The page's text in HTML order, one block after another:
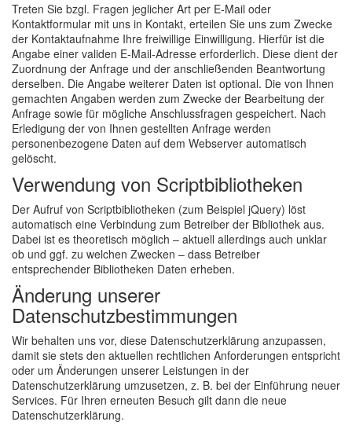
Treten Sie bzgl. Fragen jeglicher Art per E-Mail oder
Kontaktformular mit uns in Kontakt, erteilen Sie uns zum Zwecke
der Kontaktaufnahme Ihre freiwillige Einwilligung. Hierfür ist die
Angabe einer validen E-Mail-Adresse erforderlich. Diese dient der
Zuordnung der Anfrage und der anschließenden Beantwortung
derselben. Die Angabe weiterer Daten ist optional. Die von Ihnen
gemachten Angaben werden zum Zwecke der Bearbeitung der
Anfrage sowie für mögliche Anschlussfragen gespeichert. Nach
Erledigung der von Ihnen gestellten Anfrage werden
personenbezogene Daten auf dem Webserver automatisch
gelöscht.
Verwendung von Scriptbibliotheken
Der Aufruf von Scriptbibliotheken (zum Beispiel jQuery) löst
automatisch eine Verbindung zum Betreiber der Bibliothek aus.
Dabei ist es theoretisch möglich – aktuell allerdings auch unklar
ob und ggf. zu welchen Zwecken – dass Betreiber
entsprechender Bibliotheken Daten erheben.
Änderung unserer
Datenschutzbestimmungen
Wir behalten uns vor, diese Datenschutzerklärung anzupassen,
damit sie stets den aktuellen rechtlichen Anforderungen entspricht
oder um Änderungen unserer Leistungen in der
Datenschutzerklärung umzusetzen, z. B. bei der Einführung neuer
Services. Für Ihren erneuten Besuch gilt dann die neue
Datenschutzerklärung.